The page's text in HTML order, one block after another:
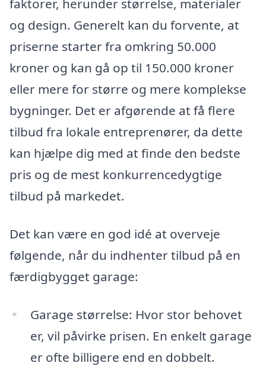
faktorer, herunder størrelse, materialer
og design. Generelt kan du forvente, at
priserne starter fra omkring 50.000
kroner og kan gå op til 150.000 kroner
eller mere for større og mere komplekse
bygninger. Det er afgørende at få flere
tilbud fra lokale entreprenører, da dette
kan hjælpe dig med at finde den bedste
pris og de mest konkurrencedygtige
tilbud på markedet.
Det kan være en god idé at overveje
følgende, når du indhenter tilbud på en
færdigbygget garage:
Garage størrelse: Hvor stor behovet
er, vil påvirke prisen. En enkelt garage
er ofte billigere end en dobbelt.